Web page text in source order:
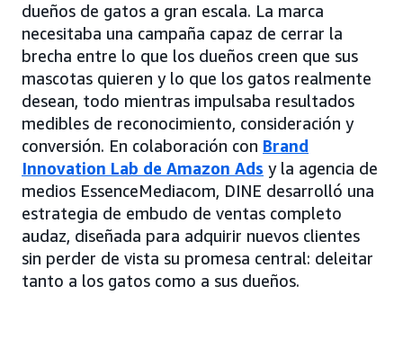
dueños de gatos a gran escala. La marca
necesitaba una campaña capaz de cerrar la
brecha entre lo que los dueños creen que sus
mascotas quieren y lo que los gatos realmente
desean, todo mientras impulsaba resultados
medibles de reconocimiento, consideración y
conversión. En colaboración con Brand
Innovation Lab de Amazon Ads y la agencia de
medios EssenceMediacom, DINE desarrolló una
estrategia de embudo de ventas completo
audaz, diseñada para adquirir nuevos clientes
sin perder de vista su promesa central: deleitar
tanto a los gatos como a sus dueños.